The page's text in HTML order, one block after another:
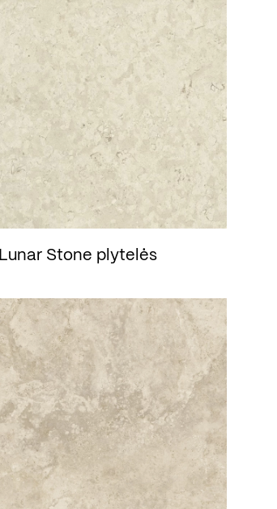
Lunar Stone plytelės